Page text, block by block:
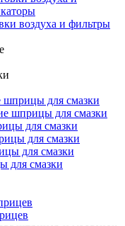
воздуха и фильтры
шприцы для смазки
шприцы для смазки
для смазки
для смазки
для смазки